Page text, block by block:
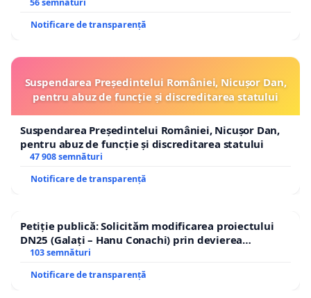
Notificare de transparență
Suspendarea Președintelui României, Nicușor Dan,
pentru abuz de funcție și discreditarea statului
Suspendarea Președintelui României, Nicușor Dan,
pentru abuz de funcție și discreditarea statului
47 908 semnături
Notificare de transparență
Petiție publică: Solicităm modificarea proiectului
DN25 (Galați – Hanu Conachi) prin devierea
traseului în afara localităților!
103 semnături
Notificare de transparență